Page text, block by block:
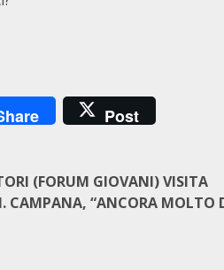
Post
(FORUM GIOVANI) VISITA
CAMPANA, “ANCORA MOLTO